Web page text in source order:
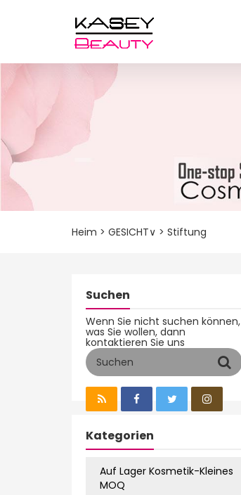
Heim > GESICHT∨ > Stiftung
Suchen
Wenn Sie nicht suchen können,
was Sie wollen, dann
kontaktieren Sie uns
Kategorien
Auf Lager Kosmetik-Kleines
MOQ